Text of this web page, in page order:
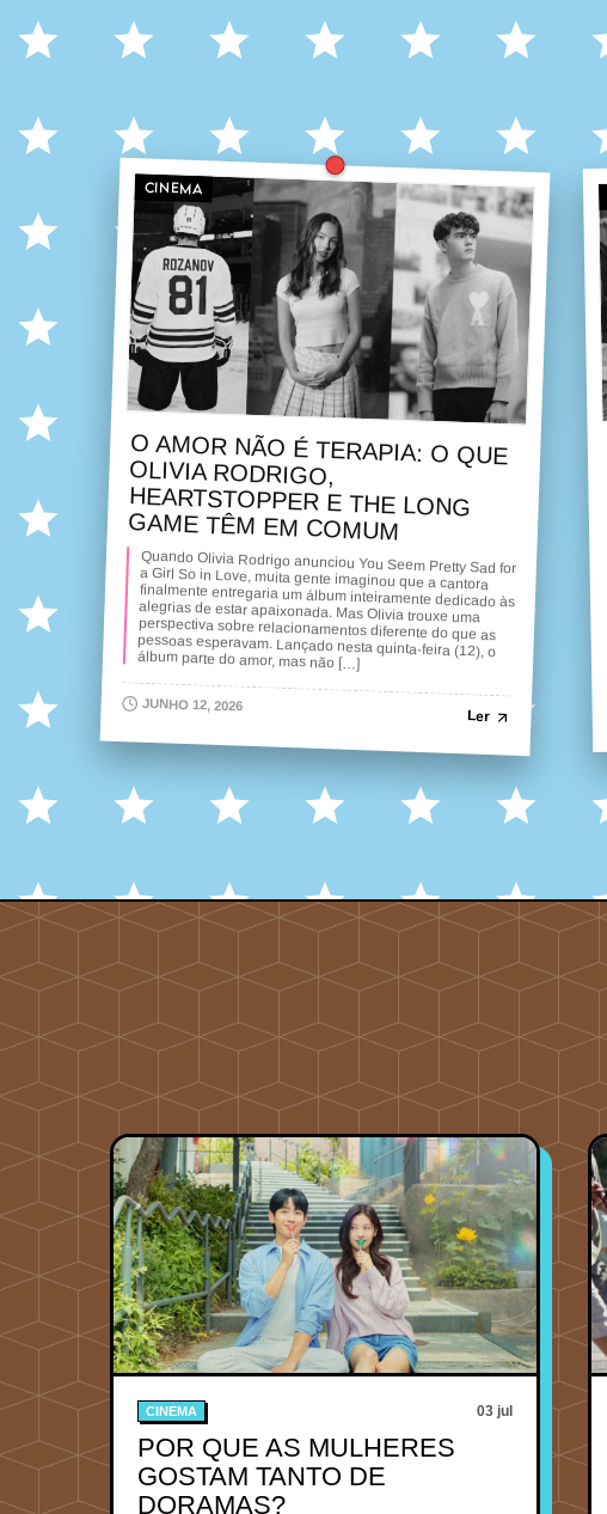
CINEMA
O AMOR NÃO É TERAPIA: O QUE
OLIVIA RODRIGO,
HEARTSTOPPER E THE LONG
GAME TÊM EM COMUM
Quando Olivia Rodrigo anunciou You Seem Pretty Sad for
a Girl So in Love, muita gente imaginou que a cantora
finalmente entregaria um álbum inteiramente dedicado às
alegrias de estar apaixonada. Mas Olivia trouxe uma
perspectiva sobre relacionamentos diferente do que as
pessoas esperavam. Lançado nesta quinta-feira (12), o
álbum parte do amor, mas não […]
JUNHO 12, 2026
Ler
CINEMA 03 jul
POR QUE AS MULHERES
GOSTAM TANTO DE
DORAMAS?